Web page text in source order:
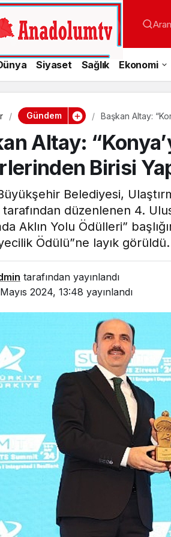
Siyaset Sağlık Ekonomi
Gündem Başkan Altay:
Altay:
Birisi
Belediyesi,
düzenlenen 4.
Aklın Yolu Ödülleri”
Ödülü”ne layık görüldü.
tarafından yayınlandı
2024, 13:48 yayınlandı
Türkiye’nin
Maratonu